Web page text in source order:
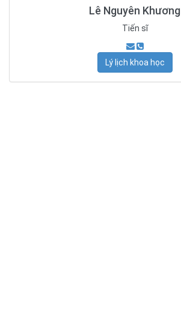
Lê Nguyên Khương
Tiến sĩ
Lý lịch khoa học